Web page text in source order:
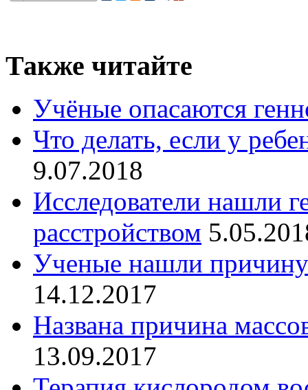
Также читайте
Учёные опасаются
Что делать, если у
9.07.2018
Исследователи нашли
расстройством
Ученые нашли
14.12.2017
Названа причина
13.09.2017